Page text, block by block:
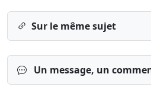
Sur le même sujet
Un message, un